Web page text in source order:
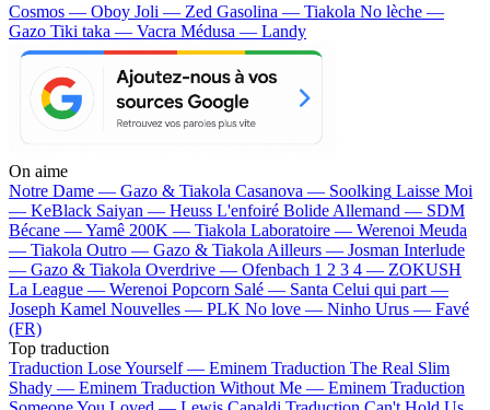
Cosmos — Oboy Joli — Zed Gasolina — Tiakola No lèche —
Gazo Tiki taka — Vacra Médusa — Landy
On aime
Notre Dame — Gazo & Tiakola Casanova — Soolking Laisse Moi
— KeBlack Saiyan — Heuss L'enfoiré Bolide Allemand — SDM
Bécane —Yamê 200K — Tiakola Laboratoire — Werenoi Meuda
— Tiakola Outro — Gazo & Tiakola Ailleurs — Josman Interlude
— Gazo & Tiakola Overdrive — Ofenbach 1 2 3 4 — ZOKUSH
La League — Werenoi Popcorn Salé — Santa Celui qui part —
Joseph Kamel Nouvelles — PLK No love — Ninho Urus — Favé
(FR)
Top traduction
Traduction Lose Yourself — Eminem Traduction The Real Slim
Shady — Eminem Traduction Without Me — Eminem Traduction